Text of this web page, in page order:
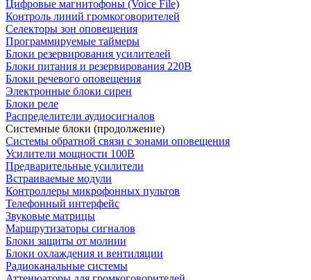
Цифровые магнитофоны (Voice File)
Контроль линий громкоговорителей
Селекторы зон оповещения
Программируемые таймеры
Блоки резервирования усилителей
Блоки питания и резервирования 220В
Блоки речевого оповещения
Электронные блоки сирен
Блоки реле
Распределители аудиосигналов
Системные блоки (продолжение)
Системы обратной связи с зонами оповещения
Усилители мощности 100В
Предварительные усилители
Встраиваемые модули
Контроллеры микрофонных пультов
Телефонный интерфейс
Звуковые матрицы
Маршрутизаторы сигналов
Блоки защиты от молнии
Блоки охлаждения и вентиляции
Радиоканальные системы